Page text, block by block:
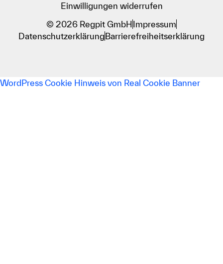
Einwilligungen widerrufen
© 2026 Regpit GmbHImpressum
DatenschutzerklärungBarrierefreiheitserklärung
WordPress Cookie Hinweis von Real Cookie Banner